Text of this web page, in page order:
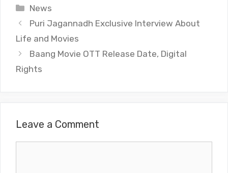
Categories
News
Puri Jagannadh Exclusive Interview About
Life and Movies
Baang Movie OTT Release Date, Digital
Rights
Leave a Comment